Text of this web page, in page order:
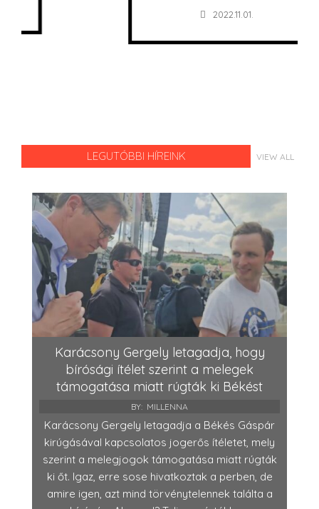
LEGUTÓBBI HÍREINK VIEW ALL
Karácsony Gergely letagadja, hogy
bírósági ítélet szerint a melegek
támogatása miatt rúgták ki Békést
BY: MILLENNA
Karácsony Gergely letagadja a Békés Gáspár
kirúgásával kapcsolatos jogerős ítéletet, mely
szerint a melegjogok támogatása miatt rúgták
ki őt. Igaz, erre sose hivatkoztak a perben, de
amire igen, azt mind törvénytelennek találta a